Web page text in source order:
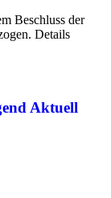
Beschluss der
Details
Aktuell